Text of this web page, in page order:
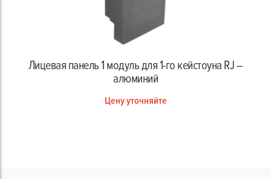
Лицевая панель 1 модуль для 1-го кейстоуна RJ –
алюминий
Цену уточняйте